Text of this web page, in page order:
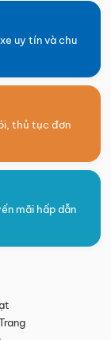
uy tín và chu
thủ tục đơn
mãi hấp dẫn